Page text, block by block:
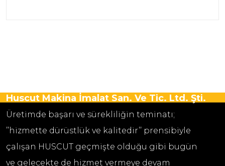
Huscut Makina İmalat San. Ve Tic. Ltd. Şti.
Üretimde başarı ve sürekliliğin teminatı;
’’hizmette dürüstlük ve kalitedir’’ prensibiyle
çalışan HUSCUT geçmişte olduğu gibi bugün
ve gelecekte de hizmet vermeye devam